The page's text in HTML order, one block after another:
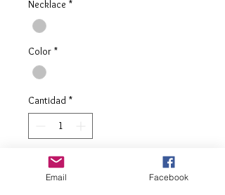
Necklace *
Color *
Cantidad *
Email Facebook